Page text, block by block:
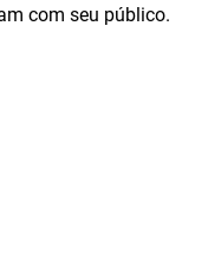
com seu público.